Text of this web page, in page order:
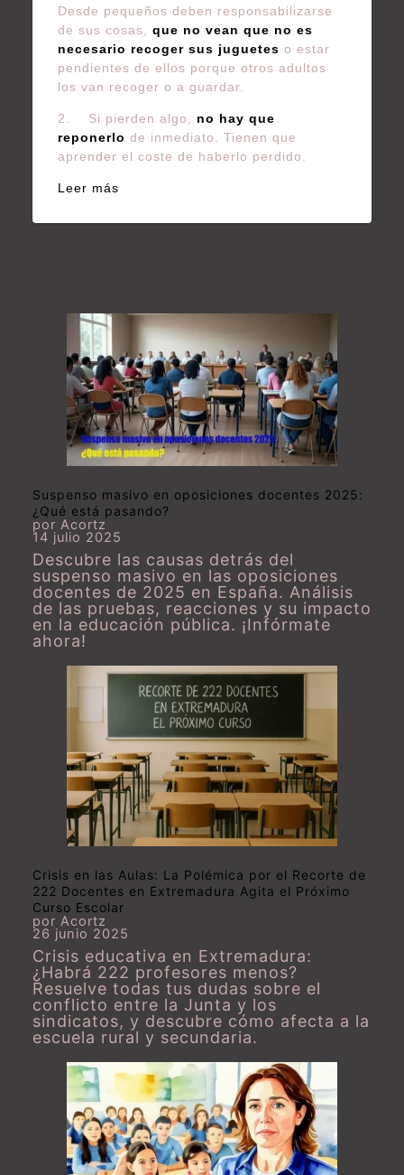
Desde pequeños deben responsabilizarse
de sus cosas, que no vean que no es
necesario recoger sus juguetes o estar
pendientes de ellos porque otros adultos
los van recoger o a guardar.
2. Si pierden algo, no hay que
reponerlo de inmediato. Tienen que
aprender el coste de haberlo perdido.
Leer más
Suspenso masivo en oposiciones docentes 2025:
¿Qué está pasando?
por Acortz
14 julio 2025
Descubre las causas detrás del
suspenso masivo en las oposiciones
docentes de 2025 en España. Análisis
de las pruebas, reacciones y su impacto
en la educación pública. ¡Infórmate
ahora!
Crisis en las Aulas: La Polémica por el Recorte de
222 Docentes en Extremadura Agita el Próximo
Curso Escolar
por Acortz
26 junio 2025
Crisis educativa en Extremadura:
¿Habrá 222 profesores menos?
Resuelve todas tus dudas sobre el
conflicto entre la Junta y los
sindicatos, y descubre cómo afecta a la
escuela rural y secundaria.